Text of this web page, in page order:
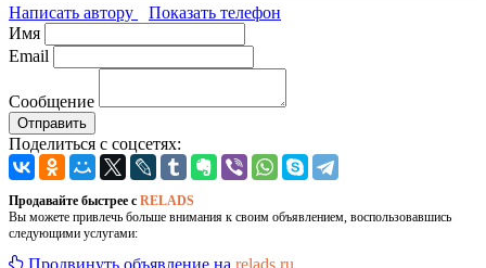
Написать автору
Показать телефон
Имя
Email
Сообщение
Отправить
Поделиться с соцсетях:
Продавайте быстрее с RELADS
Вы можете привлечь больше внимания к своим объявлением, воспользовавшись
следующими услугами:
Продвинуть объявление на relads.ru